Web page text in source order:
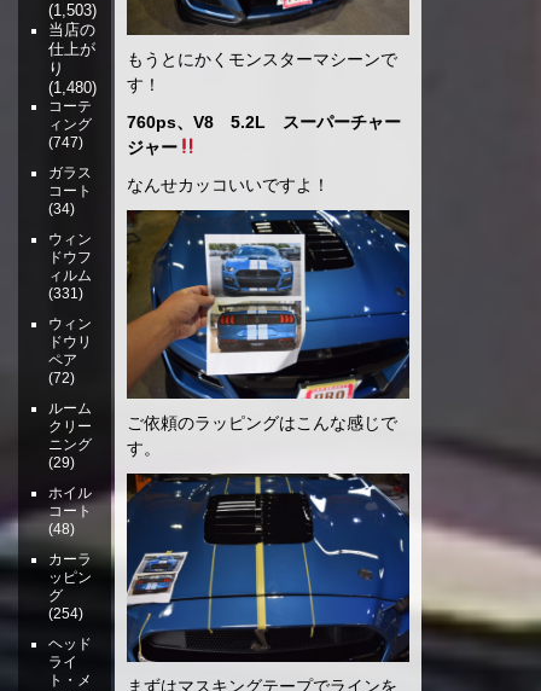
もうとにかくモンスターマシーンで
す！
760ps、V8 5.2L スーパーチャー
ジャー
なんせカッコいいですよ！
ご依頼のラッピングはこんな感じで
す。
まずはマスキングテープでラインを
(1,503)
当店の
仕上が
り
(1,480)
コーテ
ィング
(747)
ガラス
コート
(34)
ウィン
ドウフ
ィルム
(331)
ウィン
ドウリ
ペア
(72)
ルーム
クリー
ニング
(29)
ホイル
コート
(48)
カーラ
ッピン
グ
(254)
ヘッド
ライ
ト・メ